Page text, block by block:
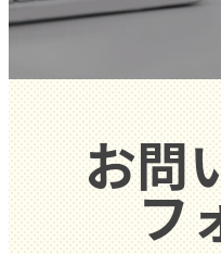
お問
フ